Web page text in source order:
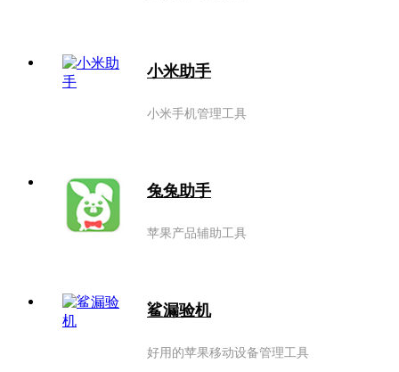
小米助手
小米手机管理工具
兔兔助手
苹果产品辅助工具
鲨漏验机
好用的苹果移动设备管理工具